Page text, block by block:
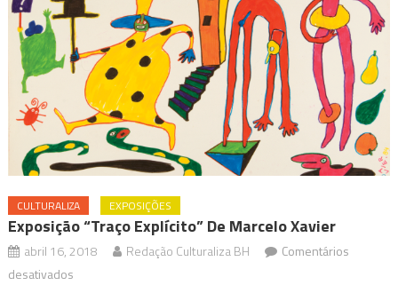
CULTURALIZA EXPOSIÇÕES
Exposição “Traço Explícito” De Marcelo Xavier
abril 16, 2018 Redação Culturaliza BH
Comentários
desativadosem